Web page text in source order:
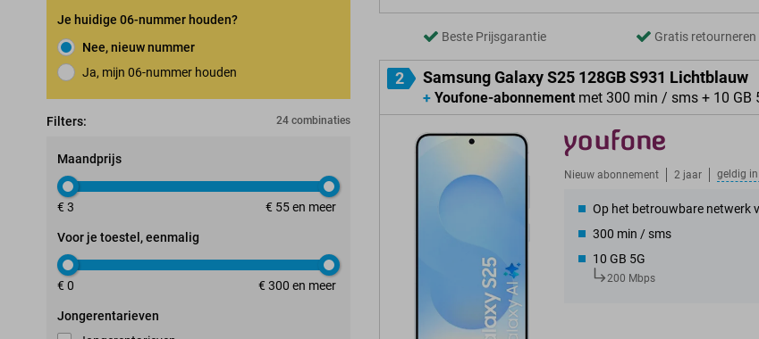
Je huidige 06-nummer houden?
Nee, nieuw nummer
Ja, mijn 06-nummer houden
Nummerbehoudgarantie
Filters:
24 combinaties
Maandprijs
€ 3 € 55 en meer
Voor je toestel, eenmalig
€ 0 € 300 en meer
Jongerentarieven
Beste Prijsgarantie Gratis retourneren
2 Samsung Galaxy S25 128GB S931 Lichtblauw
+ Youfone-abonnement met 300 min / sms + 10 GB
Nieuw abonnement 2 jaar geldig
Op het betrouwbare netwerk
300 min / sms
10 GB 5G
200 Mbps